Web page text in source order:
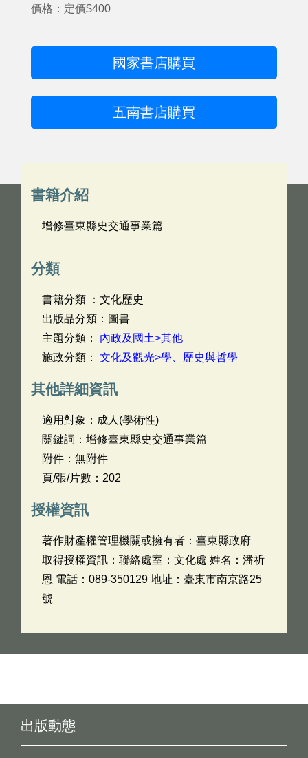
價格：定價$400
國家書店購買
五南書店購買
書籍介紹
增修臺東縣史交通事業篇
分類
書籍分類 ：文化歷史
出版品分類：圖書
主題分類： 內政及國土>其他
施政分類： 文化及觀光>學、歷史與哲學
其他詳細資訊
適用對象：成人(學術性)
關鍵詞：增修臺東縣史交通事業篇
附件：無附件
頁/張/片數：202
授權資訊
著作財產權管理機關或擁有者：臺東縣政府
取得授權資訊：聯絡處室：文化處 姓名：潘祈
恩 電話：089-350129 地址：臺東市南京路25
號
出版動態